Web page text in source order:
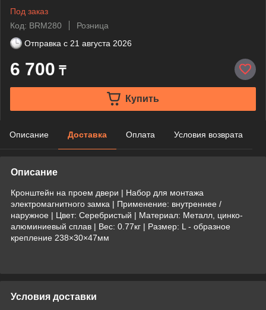
Под заказ
Код: BRM280
Розница
Отправка с 21 августа 2026
6 700 ₸
Купить
Описание Доставка Оплата Условия возврата
Описание
Кронштейн на проем двери | Набор для монтажа
электромагнитного замка | Применение: внутреннее /
наружное | Цвет: Серебристый | Материал: Металл, цинко-
алюминиевый сплав | Вес: 0.77кг | Размер: L - образное
крепление 238×30×47мм
Условия доставки